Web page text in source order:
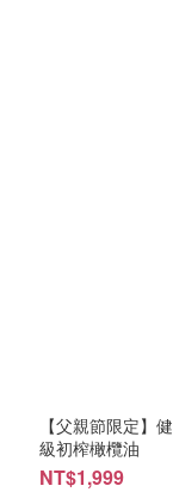
【父親節限定】
級初榨橄欖油
NT$1,999